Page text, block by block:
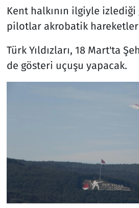
Kent halkının ilgiyle
pilotlar akrobatik
Türk Yıldızları, 18 Mart'ta
de gösteri uçuşu yapacak.